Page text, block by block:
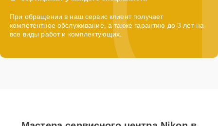
При обращении в наш сервис клиент получает
компетентное обслуживание, а также гарантию до 3 лет на
все виды работ и комплектующих.